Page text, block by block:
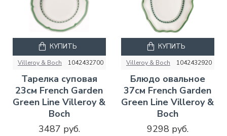
Villeroy & Boch 1042432700
Тарелка суповая
23см French Garden
Green Line Villeroy &
Boch
3487 руб.
КУПИТЬ
Villeroy & Boch 1042432920
Блюдо овальное
37см French Garden
Green Line Villeroy &
Boch
9298 руб.
КУПИТЬ